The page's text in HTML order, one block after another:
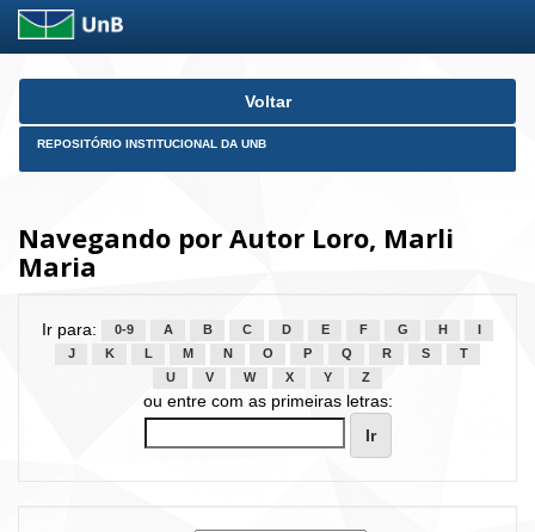
Skip
Voltar
REPOSITÓRIO INSTITUCIONAL DA UNB
Navegando por Autor Loro, Marli
Maria
Ir para: 0-9 A B C D E F G H
J
K L M N O P Q R S
T
U
V W X Y Z
ou entre com as primeiras letras: